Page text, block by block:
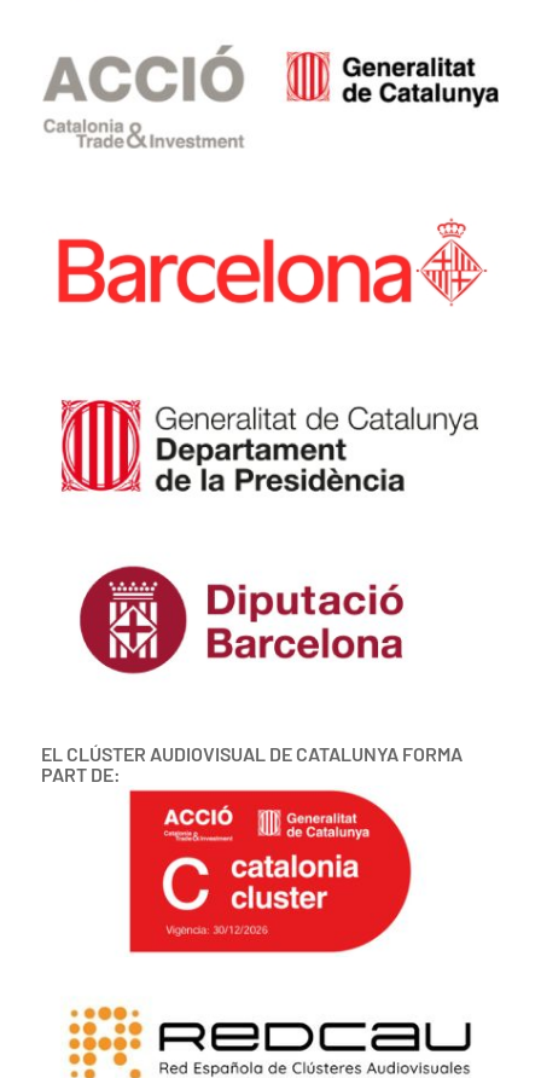
EL CLÚSTER AUDIOVISUAL DE CATALUNYA FORMA
PART DE: